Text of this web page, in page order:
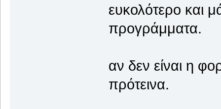
ευκολότερο και
προγράμματα.
αν δεν είναι η
πρότεινα.